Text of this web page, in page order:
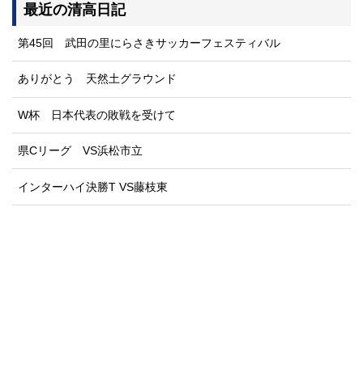
最近の清高日記
第45回 武田の里にらさきサッカーフェスティバル
ありがとう 天然土グラウンド
W杯 日本代表の敗戦を受けて
県Cリーグ VS浜松市立
インターハイ決勝T VS藤枝東